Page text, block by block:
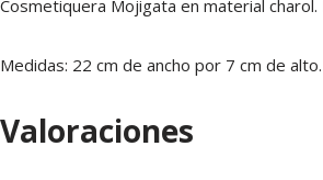
Cosmetiquera Mojigata en material charol.
Medidas: 22 cm de ancho por 7 cm de alto.
Valoraciones